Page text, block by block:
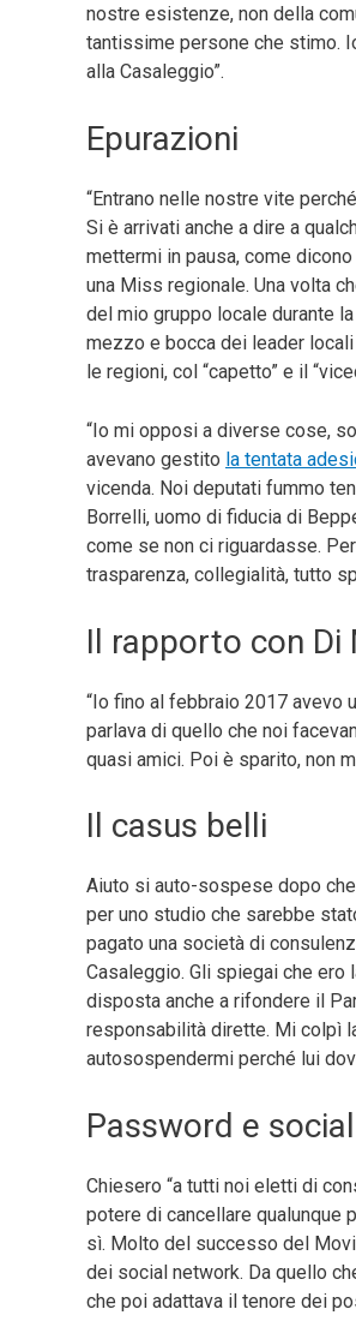
nostre esistenze, non della
tantissime persone che stimo.
alla Casaleggio”.
Epurazioni
“Entrano nelle nostre vite
Si è arrivati anche a dire a
mettermi in pausa, come
una Miss regionale. Una volta
del mio gruppo locale durante
mezzo e bocca dei leader
le regioni, col “capetto” e il
“Io mi opposi a diverse cose,
avevano gestito la tentata
vicenda. Noi deputati fummo
Borrelli, uomo di fiducia di
come se non ci riguardasse.
trasparenza, collegialità, tutto
Il rapporto con Di
“Io fino al febbraio 2017 avevo
parlava di quello che noi
quasi amici. Poi è sparito, non
Il casus belli
Aiuto si auto-sospese dopo
per uno studio che sarebbe
pagato una società di
Casaleggio. Gli spiegai che ero
disposta anche a rifondere il
responsabilità dirette. Mi colpì
autosospendermi perché lui
Password e social
Chiesero “a tutti noi eletti di
potere di cancellare qualunque
sì. Molto del successo del
dei social network. Da quello
che poi adattava il tenore dei